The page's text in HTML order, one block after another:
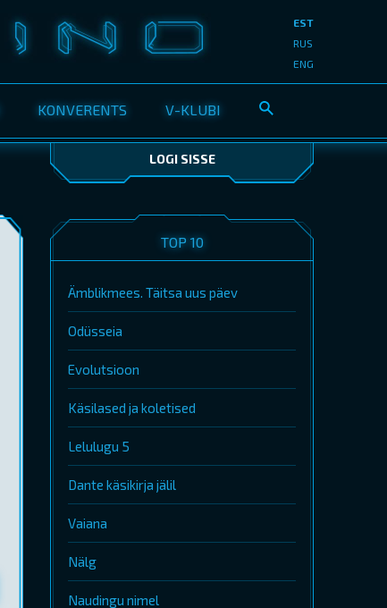
KONVERENTS V-KLUBI
EST
RUS
ENG
LOGI SISSE
TOP 10
Ämblikmees. Täitsa uus päev
Odüsseia
Evolutsioon
Käsilased ja koletised
Lelulugu 5
Dante käsikirja jälil
Vaiana
Nälg
Naudingu nimel